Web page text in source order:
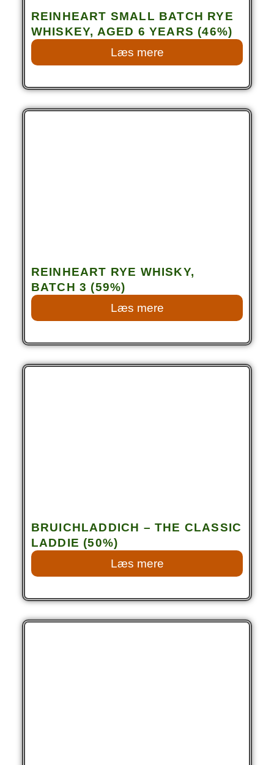
REINHEART SMALL BATCH RYE
WHISKEY, AGED 6 YEARS (46%)
Læs mere
REINHEART RYE WHISKY,
BATCH 3 (59%)
Læs mere
BRUICHLADDICH – THE CLASSIC
LADDIE (50%)
Læs mere